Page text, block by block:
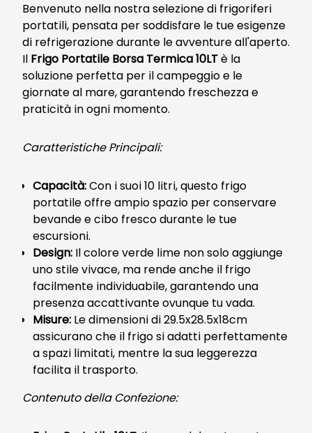
Benvenuto nella nostra selezione di frigoriferi
portatili, pensata per soddisfare le tue esigenze
di refrigerazione durante le avventure all'aperto.
Il Frigo Portatile Borsa Termica 10LTè la
soluzione perfetta per il campeggio e le
giornate al mare, garantendo freschezza e
praticità in ogni momento.
Caratteristiche Principali:
Capacità:Con i suoi 10 litri, questo frigo
portatile offre ampio spazio per conservare
bevande e cibo fresco durante le tue
escursioni.
Design: Il colore verde lime non solo aggiunge
uno stile vivace, ma rende anche il frigo
facilmente individuabile, garantendo una
presenza accattivante ovunque tu vada.
Misure: Le dimensioni di 29.5x28.5x18cm
assicurano che il frigo si adatti perfettamente
a spazi limitati, mentre la sua leggerezza
facilita il trasporto.
Contenuto della Confezione: